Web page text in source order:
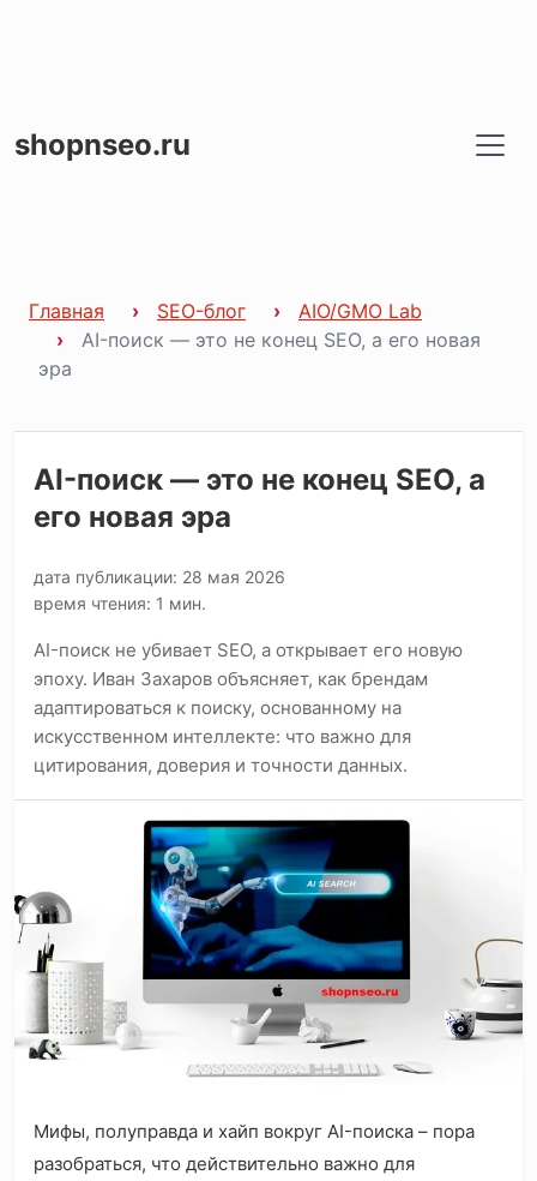
shopnseo.ru
Главная SEO-блог
AIO/GMO Lab
AI-поиск — это не конец SEO, а его новая
эра
AI-поиск — это не конец SEO, а
его новая эра
дата публикации: 28 мая 2026
время чтения: 1 мин.
AI-поиск не убивает SEO, а открывает его новую
эпоху. Иван Захаров объясняет, как брендам
адаптироваться к поиску, основанному на
искусственном интеллекте: что важно для
цитирования, доверия и точности данных.
Мифы, полуправда и хайп вокруг AI-поиска – пора
разобраться, что действительно важно для